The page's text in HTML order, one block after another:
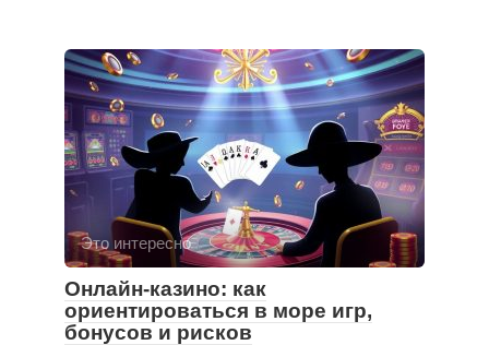
Это интересно
Онлайн-казино: как
ориентироваться в море игр,
бонусов и рисков